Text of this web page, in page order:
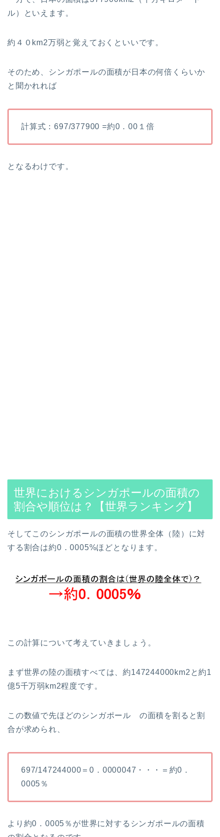
ル）といえます。
約４０km2万弱と覚えておくといいです。
そのため、シンガポールの面積が日本の何倍くらいか
と聞かれれば
計算式：697/377900 =約0．00１倍
となるわけです。
世界におけるシンガポールの面積の
割合や順位は？【世界ランキング】
そしてこのシンガポールの面積の世界全体（陸）に対
する割合は約0．0005%ほどとなります。
この計算について考えていきましょう。
まず世界の陸の面積すべては、約147244000km2と約1
億5千万弱km2程度です。
この数値で先ほどのシンガポール の面積を割ると割
合が求められ、
697/147244000＝0．0000047・・・＝約0．
0005％
より約0．0005％が世界に対するシンガポールの面積